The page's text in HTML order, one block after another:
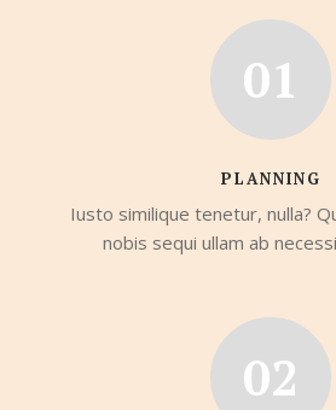
01
PLANNING
Iusto similique tenetur, nulla?
nobis sequi ullam ab
02